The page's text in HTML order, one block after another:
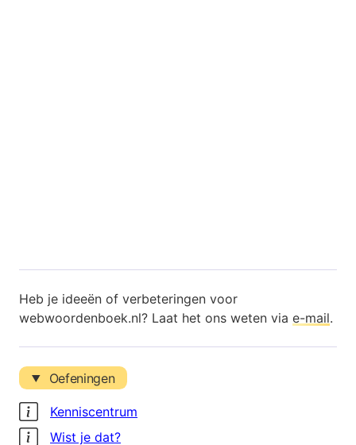
Heb je ideeën of verbeteringen voor
webwoordenboek.nl? Laat het ons weten via e-mail.
Oefeningen
Kenniscentrum
Wist je dat?